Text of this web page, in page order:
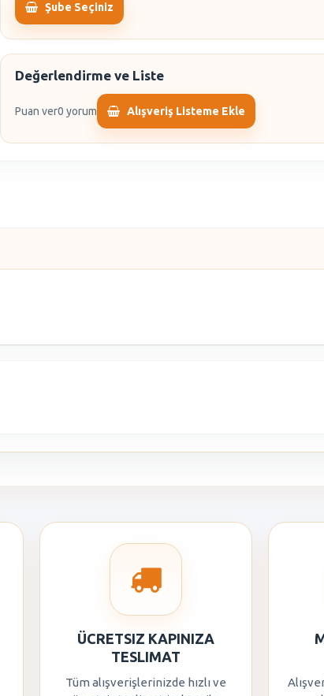
Şube Seçiniz
Değerlendirme ve Liste
Puan ver0 yorum Alışveriş Listeme Ekle
ÜCRETSIZ KAPINIZA
TESLIMAT
Tüm alışverişlerinizde hızlı ve